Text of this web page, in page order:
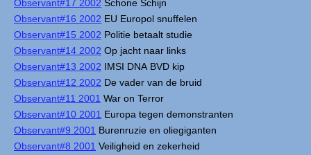
Observant#17 2002 Schone Schijn
Observant#16 2002 EU Europol snuffelen
Observant#15 2002 Politie betaalt studie
Observant#14 2002 Op jacht naar links
Observant#13 2002 IMSI DNA BVD kip
Observant#12 2002 De vader van de bruid
Observant#11 2001 War on Terror
Observant#10 2001 Europa tegen demonstranten
Observant#9 2001 Burenruzie en oliegiganten
Observant#8 2001 Veiligheid en zekerheid